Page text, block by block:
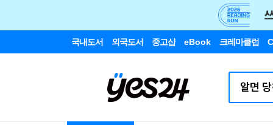
국내도서 외국도서 중고샵 eBook 크레마클럽